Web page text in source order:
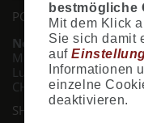
POSTADRESSE
Nostalgie- &
Maja Schmid
Luzernerstrasse 14
CH-6353 Weggis
SHOWROOM
bestmögliche
Mit dem Klick
Sie sich damit
auf
Informationen
einzelne
deaktivieren.